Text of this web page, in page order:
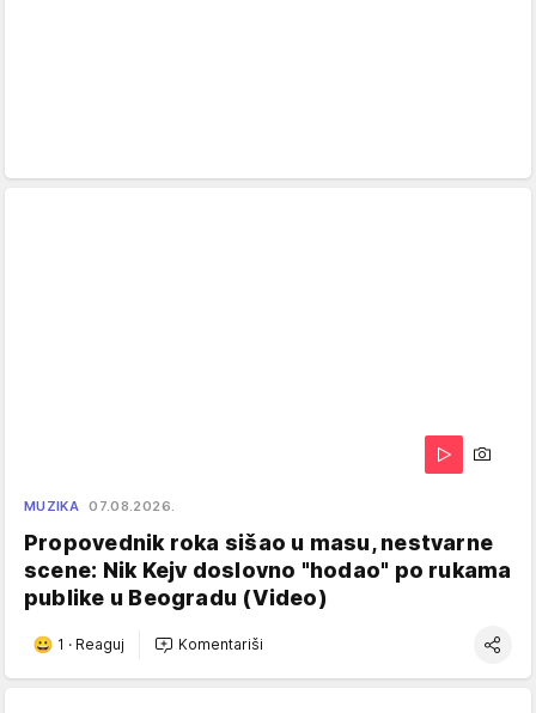
MUZIKA 07.08.2026.
Propovednik roka sišao u masu, nestvarne
scene: Nik Kejv doslovno "hodao" po rukama
publike u Beogradu (Video)
1 · Reaguj Komentariši